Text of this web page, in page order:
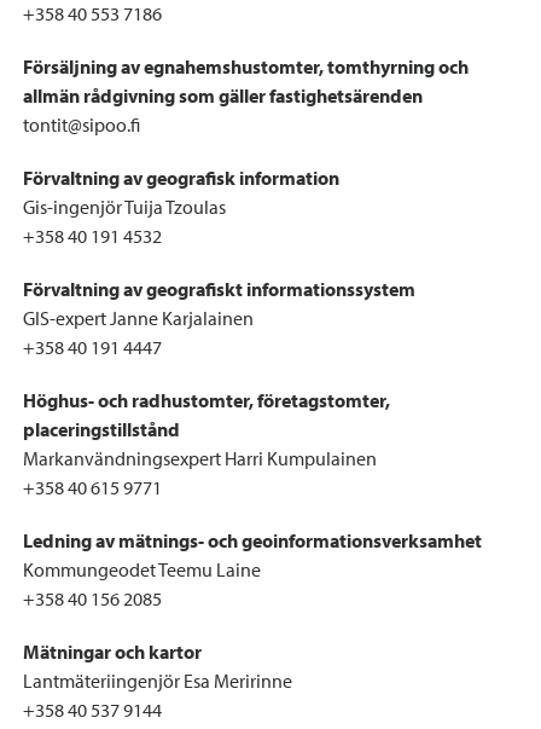
+358 40 553 7186
Försäljning av egnahemshustomter, tomthyrning och
allmän rådgivning som gäller fastighetsärenden
tontit@sipoo.fi
Förvaltning av geografisk information
Gis-ingenjör Tuija Tzoulas
+358 40 191 4532
Förvaltning av geografiskt informationssystem
GIS-expert Janne Karjalainen
+358 40 191 4447
Höghus- och radhustomter, företagstomter,
placeringstillstånd
Markanvändningsexpert Harri Kumpulainen
+358 40 615 9771
Ledning av mätnings- och geoinformationsverksamhet
Kommungeodet Teemu Laine
+358 40 156 2085
Mätningar och kartor
Lantmäteriingenjör Esa Meririnne
+358 40 537 9144